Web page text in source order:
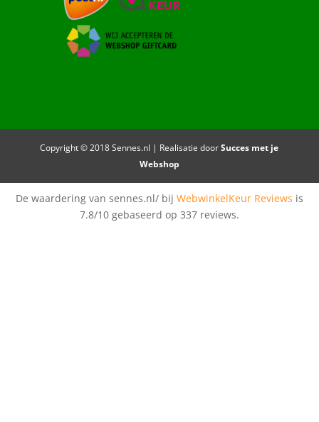
Copyright © 2018 Sennes.nl | Realisatie doorSucces met je
Webshop
De waardering van sennes.nl/ bij WebwinkelKeur Reviews is
7.8/10 gebaseerd op 337 reviews.